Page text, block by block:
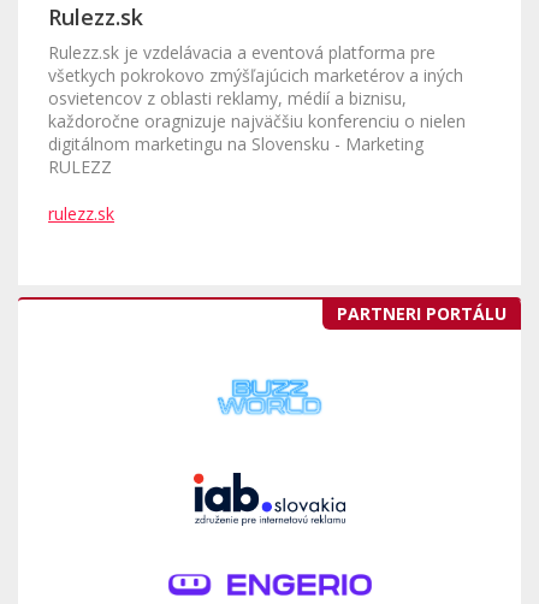
Rulezz.sk
Rulezz.sk je vzdelávacia a eventová platforma pre
všetkych pokrokovo zmýšľajúcich marketérov a iných
osvietencov z oblasti reklamy, médií a biznisu,
každoročne oragnizuje najväčšiu konferenciu o nielen
digitálnom marketingu na Slovensku - Marketing
RULEZZ
rulezz.sk
PARTNERI PORTÁLU